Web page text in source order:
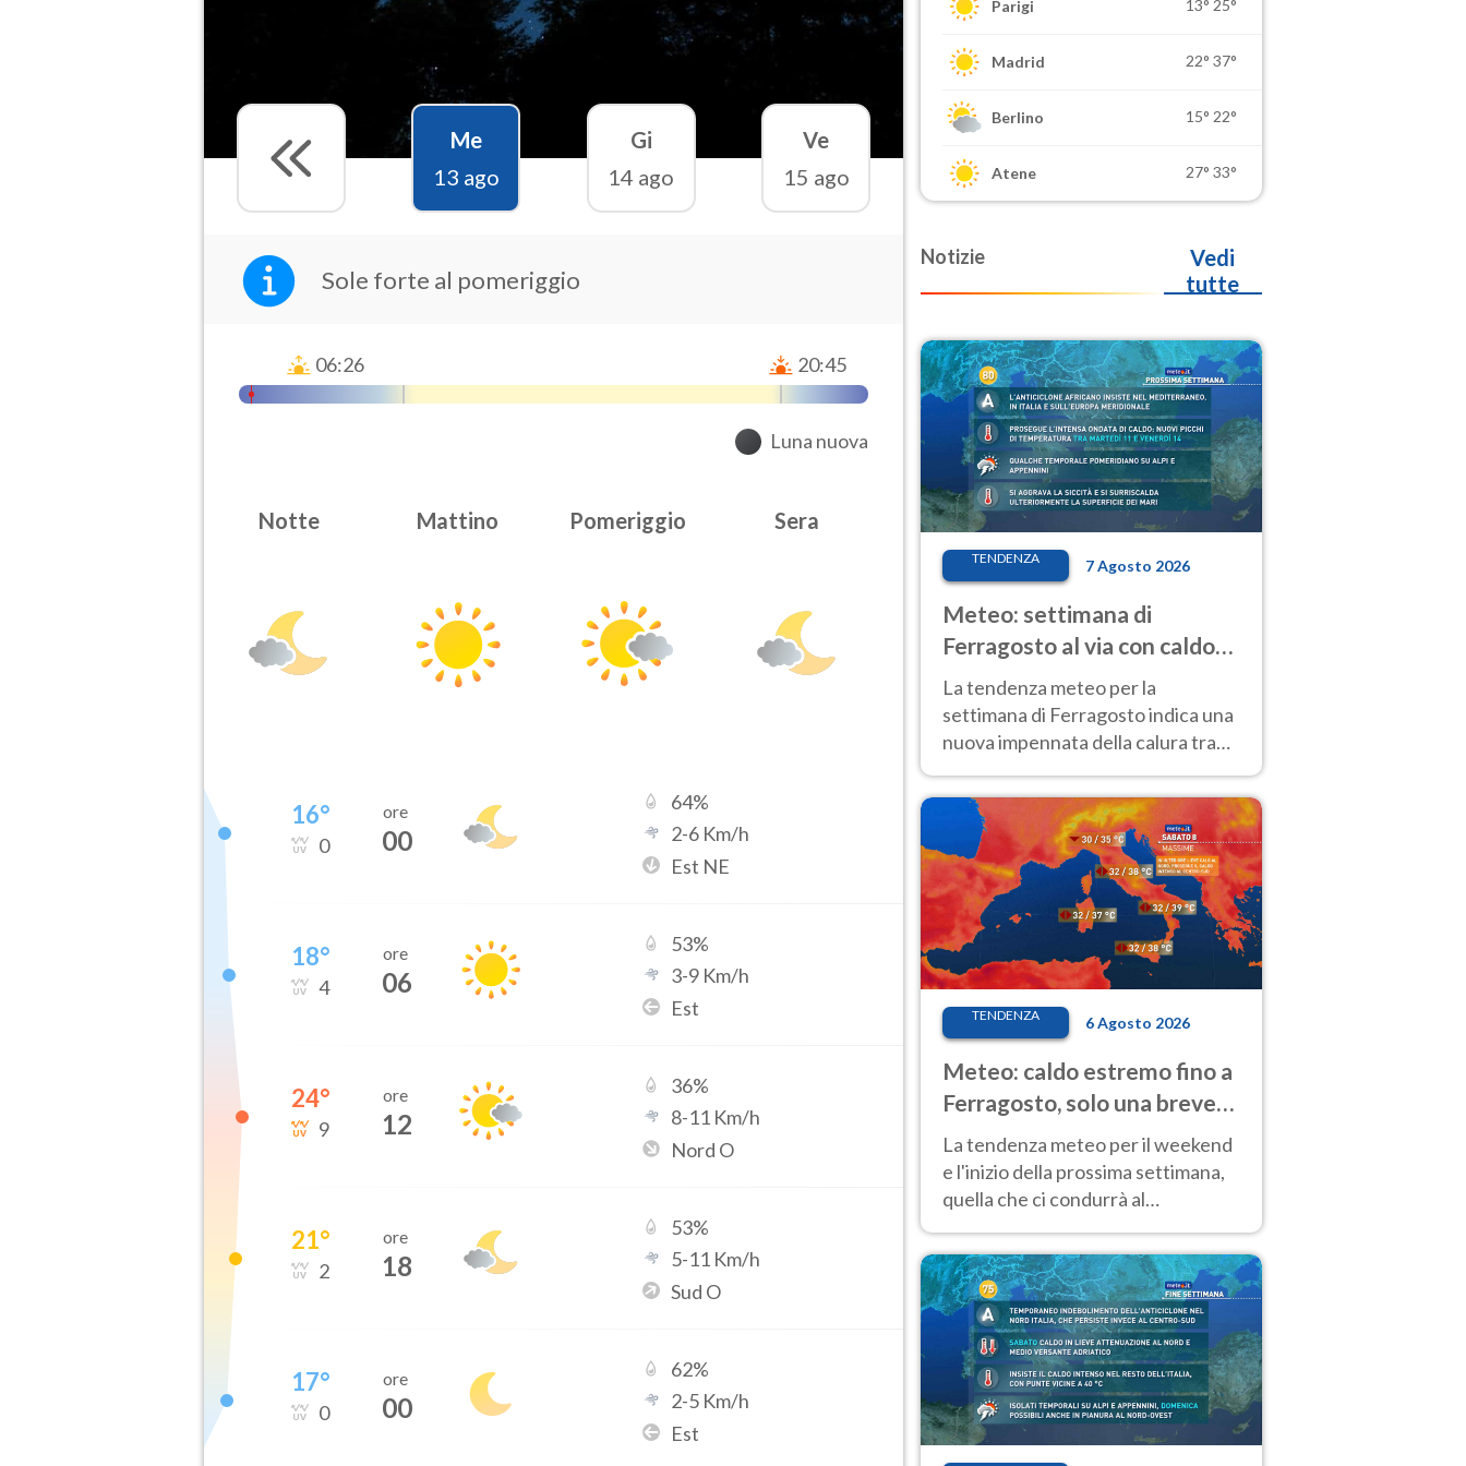
Me
13 ago
Gi
14 ago
Ve
15 ago
Sole forte al pomeriggio
06:26 20:45
Luna nuova
Notte Mattino Pomeriggio Sera
16°
0
ore
00
64%
2-6 Km/h
Est NE
18°
4
ore
06
53%
3-9 Km/h
Est
24°
9
ore
12
36%
8-11 Km/h
Nord O
21°
2
ore
18
53%
5-11 Km/h
Sud O
17°
0
ore
00
62%
2-5 Km/h
Est
Parigi 13° 25°
Madrid 22° 37°
Berlino 15° 22°
Atene 27° 33°
Notizie
Vedi
tutte
TENDENZA 7 Agosto 2026
Meteo: settimana di
Ferragosto al via con caldo
intenso e qualche temporale
La tendenza meteo per la
settimana di Ferragosto indica una
nuova impennata della calura tra
anche al Nord.
TENDENZA 6 Agosto 2026
Meteo: caldo estremo fino a
Ferragosto, solo una breve
pausa. Ecco dove
La tendenza meteo per il weekend
e l'inizio della prossima settimana,
quella che ci condurrà al
temperature molto elevate